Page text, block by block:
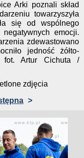
Arki poznali skład
towarzyszyła
się od wspólnego
emocji.
zdewastowano
jedność żółto-
fot. Artur Cichuta /
zdjęcia
>